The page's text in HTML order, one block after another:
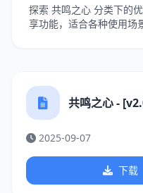
探索 共鸣之心 分类下的
享功能，适合各种使用场
共鸣之心 -
2025-09-07
下载